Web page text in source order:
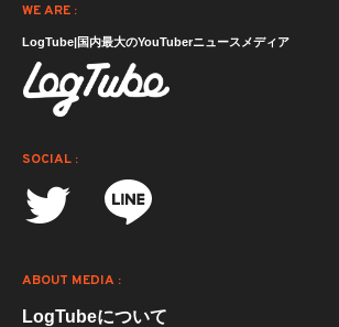
WE ARE :
LogTube|国内最大のYouTuberニュースメディア
SOCIAL :
ABOUT MEDIA :
LogTubeについて